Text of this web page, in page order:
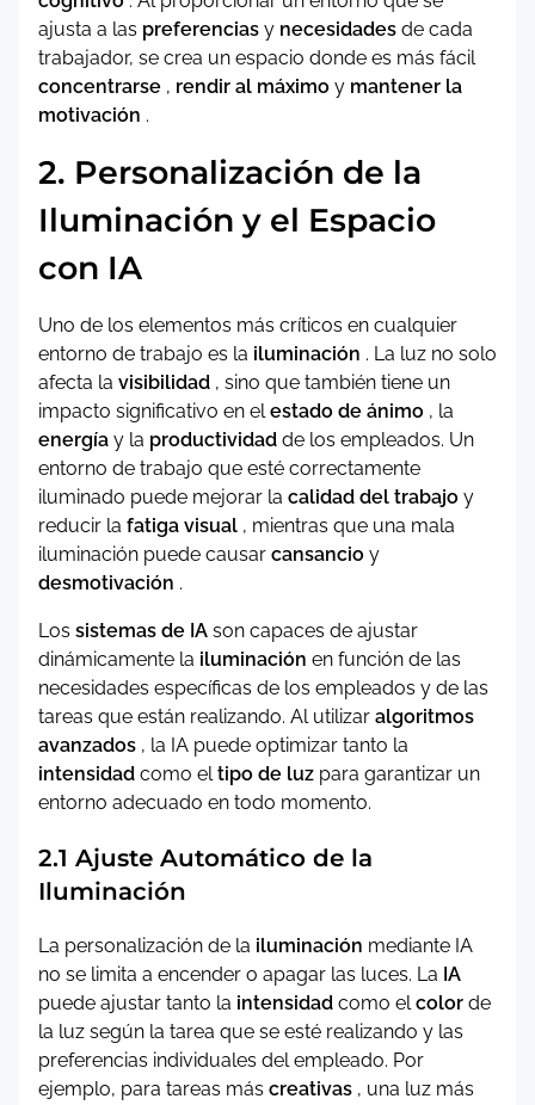
ajusta a las preferencias y necesidades de cada
trabajador, se crea un espacio donde es más fácil
concentrarse , rendir al máximo y mantener la
motivación .
2. Personalización de la
Iluminación y el Espacio
con IA
Uno de los elementos más críticos en cualquier
entorno de trabajo es la iluminación . La luz no solo
afecta la visibilidad , sino que también tiene un
impacto significativo en elestado de ánimo , la
energía y la productividad de los empleados. Un
entorno de trabajo que esté correctamente
iluminado puede mejorar la calidad del trabajo y
reducir la fatiga visual , mientras que una mala
iluminación puede causar cansancio y
desmotivación .
Los sistemas de IA son capaces de ajustar
dinámicamente la iluminación en función de las
necesidades específicas de los empleados y de las
tareas que están realizando. Al utilizar algoritmos
avanzados , la IA puede optimizar tanto la
intensidad como eltipo de luz para garantizar un
entorno adecuado en todo momento.
2.1 Ajuste Automático de la
Iluminación
La personalización de la iluminación mediante IA
no se limita a encender o apagar las luces. La IA
puede ajustar tanto la intensidad como elcolor de
la luz según la tarea que se esté realizando y las
preferencias individuales del empleado. Por
ejemplo, para tareas más creativas , una luz más